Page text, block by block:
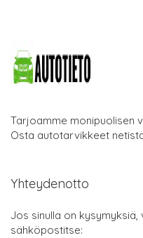
Tarjoamme monipuolisen
Osta autotarvikkeet
Yhteydenotto
Jos sinulla on
sähköpostitse: